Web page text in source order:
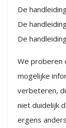
De
De
De
We proberen
mogelijke
verbeteren,
niet duidelijk
ergens